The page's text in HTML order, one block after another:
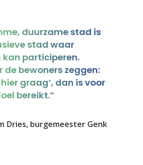
duurzame stad is
stad waar
kan participeren.
de bewoners zeggen:
hier graag’, dan is voor
bereikt.”
Dries, burgemeester Genk